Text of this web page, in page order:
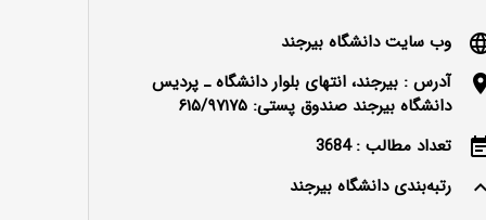
وب سایت دانشگاه بیرجند
آدرس : بیرجند، انتهای بلوار دانشگاه ـ پردیس
دانشگاه بیرجند صندوق پستی: ۶۱۵/۹۷۱۷۵
تعداد مطالب : 3684
keyboard_arrow_up
رتبه‌بندی دانشگاه بیرجند